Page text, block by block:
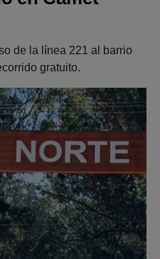
de la línea 221 al barrio
gratuito.